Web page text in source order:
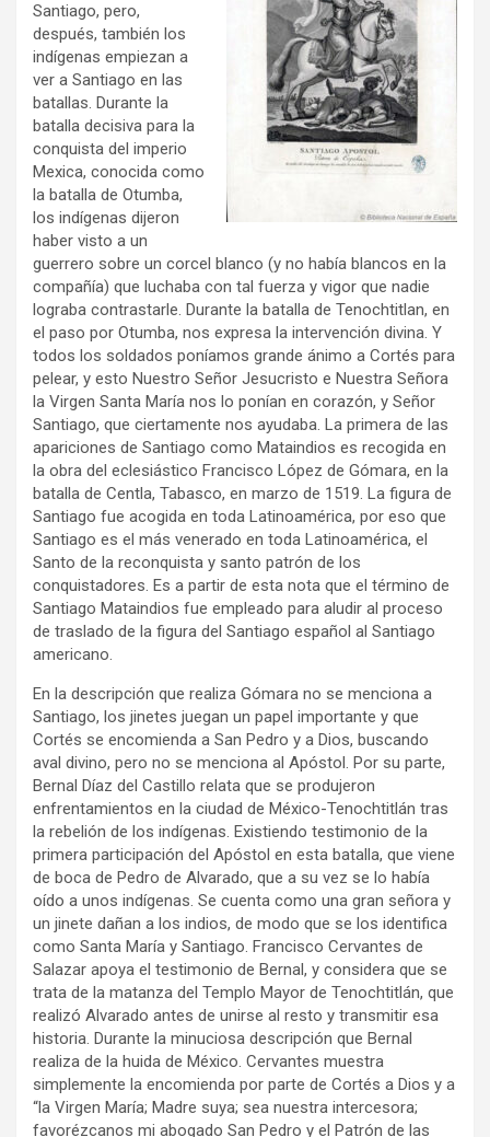
Santiago, pero,
después, también los
indígenas empiezan a
ver a Santiago en las
batallas. Durante la
batalla decisiva para la
conquista del imperio
Mexica, conocida como
la batalla de Otumba,
los indígenas dijeron
haber visto a un
guerrero sobre un corcel blanco (y no había blancos en la
compañía) que luchaba con tal fuerza y vigor que nadie
lograba contrastarle. Durante la batalla de Tenochtitlan, en
el paso por Otumba, nos expresa la intervención divina. Y
todos los soldados poníamos grande ánimo a Cortés para
pelear, y esto Nuestro Señor Jesucristo e Nuestra Señora
la Virgen Santa María nos lo ponían en corazón, y Señor
Santiago, que ciertamente nos ayudaba. La primera de las
apariciones de Santiago como Mataindios es recogida en
la obra del eclesiástico Francisco López de Gómara, en la
batalla de Centla, Tabasco, en marzo de 1519. La figura de
Santiago fue acogida en toda Latinoamérica, por eso que
Santiago es el más venerado en toda Latinoamérica, el
Santo de la reconquista y santo patrón de los
conquistadores. Es a partir de esta nota que el término de
Santiago Mataindios fue empleado para aludir al proceso
de traslado de la figura del Santiago español al Santiago
americano.
En la descripción que realiza Gómara no se menciona a
Santiago, los jinetes juegan un papel importante y que
Cortés se encomienda a San Pedro y a Dios, buscando
aval divino, pero no se menciona al Apóstol. Por su parte,
Bernal Díaz del Castillo relata que se produjeron
enfrentamientos en la ciudad de México-Tenochtitlán tras
la rebelión de los indígenas. Existiendo testimonio de la
primera participación del Apóstol en esta batalla, que viene
de boca de Pedro de Alvarado, que a su vez se lo había
oído a unos indígenas. Se cuenta como una gran señora y
un jinete dañan a los indios, de modo que se los identifica
como Santa María y Santiago. Francisco Cervantes de
Salazar apoya el testimonio de Bernal, y considera que se
trata de la matanza del Templo Mayor de Tenochtitlán, que
realizó Alvarado antes de unirse al resto y transmitir esa
historia. Durante la minuciosa descripción que Bernal
realiza de la huida de México. Cervantes muestra
simplemente la encomienda por parte de Cortés a Dios y a
“la Virgen María; Madre suya; sea nuestra intercesora;
favorézcanos mi abogado San Pedro y el Patrón de las